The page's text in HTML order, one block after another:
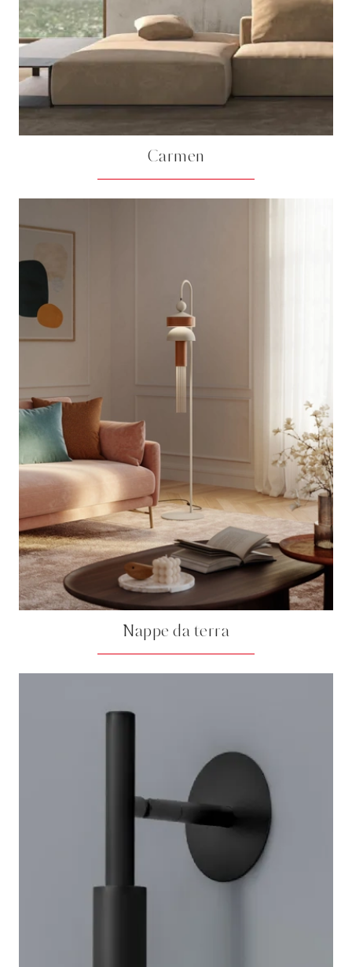
Carmen
Nappe da terra